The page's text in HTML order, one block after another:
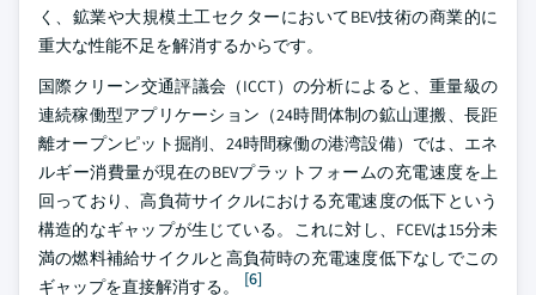
く、鉱業や大規模土工セクターにおいてBEV技術の商業的に
重大な性能不足を解消するからです。
国際クリーン交通評議会（ICCT）の分析によると、重量級の
連続稼働型アプリケーション（24時間体制の鉱山運搬、長距
離オープンピット掘削、24時間稼働の港湾設備）では、エネ
ルギー消費量が現在のBEVプラットフォームの充電速度を上
回っており、高負荷サイクルにおける充電速度の低下という
構造的なギャップが生じている。これに対し、FCEVは15分未
満の燃料補給サイクルと高負荷時の充電速度低下なしでこの
ギャップを直接解消する。
[6]